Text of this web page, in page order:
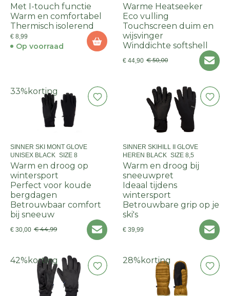
TECHNO
Met I-touch functie
Warm en comfortabel
Thermisch isolerend
€ 8,99
Op voorraad
Warme Heatseeker
Eco vulling
Touchscreen duim en
wijsvinger
Winddichte softshell
€ 44,90 € 50,00
33% korting
SINNER SKI MONT GLOVE
UNISEX BLACK_SIZE 8
Warm en droog op
wintersport
Perfect voor koude
bergdagen
Betrouwbaar comfort
bij sneeuw
€ 30,00 € 44,99
SINNER SKIHILL II GLOVE
HEREN BLACK_SIZE 8,5
Warm en droog bij
sneeuwpret
Ideaal tijdens
wintersport
Betrouwbare grip op je
ski's
€ 39,99
42% korting 28% korting